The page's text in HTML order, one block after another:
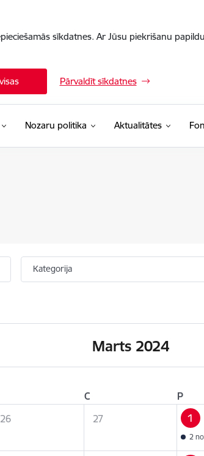
sīkdatnes. Ar Jūsu piekrišanu
Pārvaldīt sīkdatnes
Nozaru politika Aktualitātes
Kategorija
Marts 2024
C P
26 27 1
2